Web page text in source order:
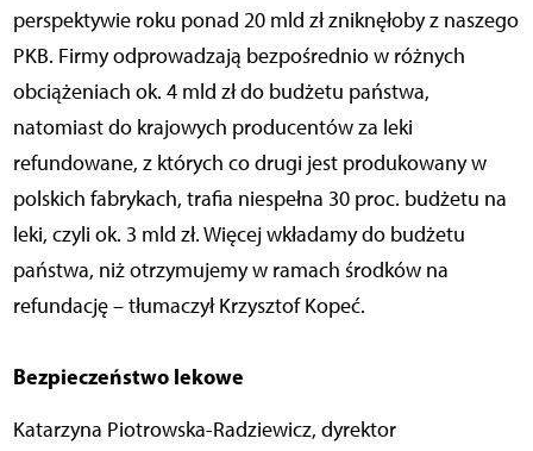
perspektywie roku ponad 20 mld zł zniknęłoby z naszego
PKB. Firmy odprowadzają bezpośrednio w różnych
obciążeniach ok. 4 mld zł do budżetu państwa,
natomiast do krajowych producentów za leki
refundowane, z których co drugi jest produkowany w
polskich fabrykach, trafia niespełna 30 proc. budżetu na
leki, czyli ok. 3 mld zł. Więcej wkładamy do budżetu
państwa, niż otrzymujemy w ramach środków na
refundację – tłumaczył Krzysztof Kopeć.
Bezpieczeństwo lekowe
Katarzyna Piotrowska-Radziewicz, dyrektor